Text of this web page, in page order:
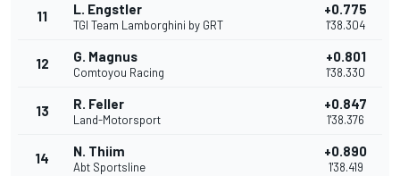
11 L. Engstler
TGI Team Lamborghini by GRT
+0.775
1'38.304
12 G. Magnus
Comtoyou Racing
+0.801
1'38.330
13 R. Feller
Land-Motorsport
+0.847
1'38.376
14 N. Thiim
Abt Sportsline
+0.890
1'38.419